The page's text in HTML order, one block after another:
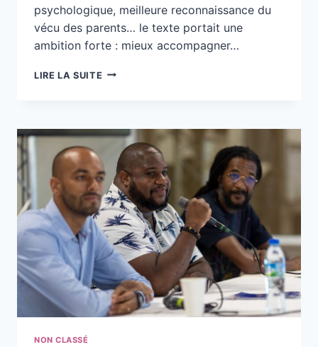
psychologique, meilleure reconnaissance du
vécu des parents… le texte portait une
ambition forte : mieux accompagner…
LIRE LA SUITE TROIS
LOI
JUILLET
2023
:
OÙ
EN
EST
RÉELLEMENT
L’ACCOMPAGNEMENT
DU
DEUIL
PÉRINATAL
NON CLASSÉ